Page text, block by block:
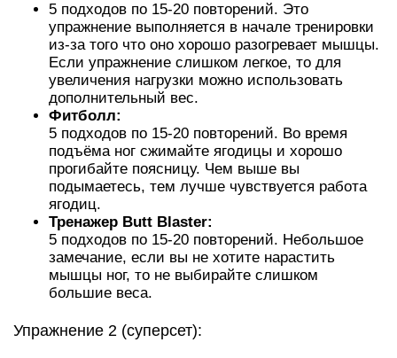
5 подходов по 15-20 повторений. Это
упражнение выполняется в начале тренировки
из-за того что оно хорошо разогревает мышцы.
Если упражнение слишком легкое, то для
увеличения нагрузки можно использовать
дополнительный вес.
Фитболл:
5 подходов по 15-20 повторений. Во время
подъёма ног сжимайте ягодицы и хорошо
прогибайте поясницу. Чем выше вы
подымаетесь, тем лучше чувствуется работа
ягодиц.
Тренажер Butt Blaster:
5 подходов по 15-20 повторений. Небольшое
замечание, если вы не хотите нарастить
мышцы ног, то не выбирайте слишком
большие веса.
Упражнение 2 (суперсет):